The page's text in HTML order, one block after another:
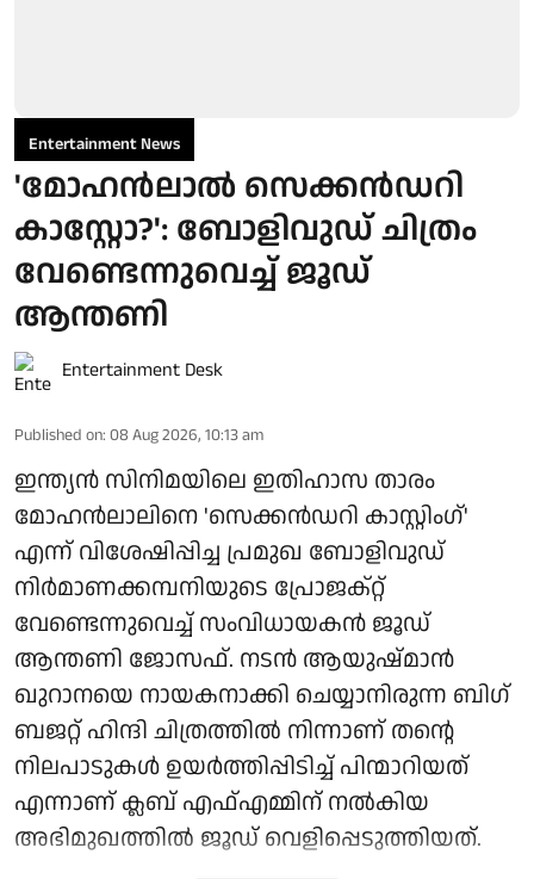
Entertainment News
'മോഹൻലാൽ സെക്കൻഡറി
കാസ്റ്റോ?': ബോളിവുഡ് ചിത്രം
വേണ്ടെന്നുവെച്ച് ജൂഡ്
ആന്തണി
Entertainment Desk
Published on: 08 Aug 2026, 10:13 am
ഇന്ത്യൻ സിനിമയിലെ ഇതിഹാസ താരം
മോഹൻലാലിനെ 'സെക്കൻഡറി കാസ്റ്റിംഗ്'
എന്ന് വിശേഷിപ്പിച്ച പ്രമുഖ ബോളിവുഡ്
നിർമാണക്കമ്പനിയുടെ പ്രോജക്റ്റ്
വേണ്ടെന്നുവെച്ച് സംവിധായകൻ ജൂഡ്
ആന്തണി ജോസഫ്. നടൻ ആയുഷ്മാൻ
ഖുറാനയെ നായകനാക്കി ചെയ്യാനിരുന്ന ബിഗ്
ബജറ്റ് ഹിന്ദി ചിത്രത്തിൽ നിന്നാണ് തന്റെ
നിലപാടുകൾ ഉയർത്തിപ്പിടിച്ച് പിന്മാറിയത്
എന്നാണ് ക്ലബ് എഫ്എമ്മിന് നല്‍കിയ
അഭിമുഖത്തില്‍ ജൂഡ് വെളിപ്പെടുത്തിയത്.